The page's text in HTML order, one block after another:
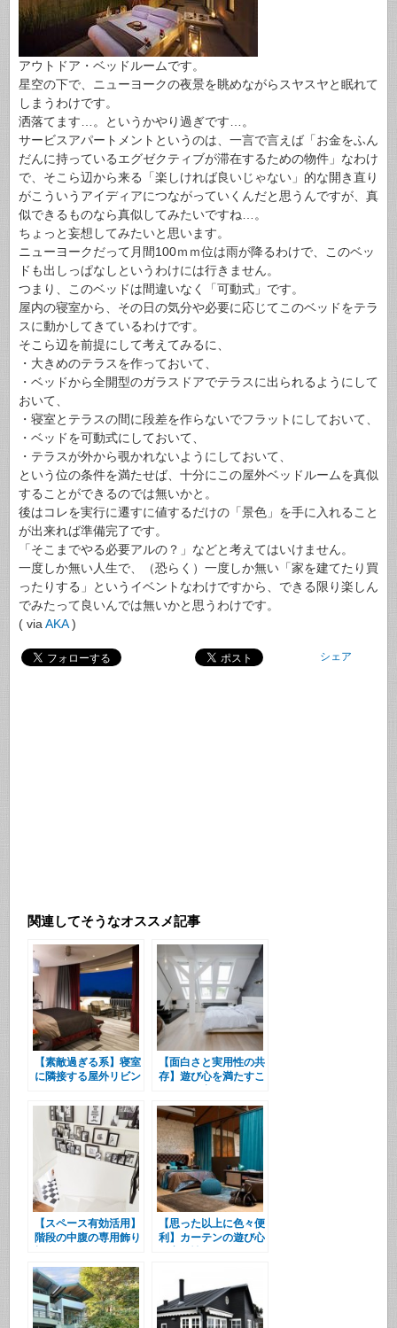
アウトドア・ベッドルームです。
星空の下で、ニューヨークの夜景を眺めながらスヤスヤと眠れて
しまうわけです。
洒落てます…。というかやり過ぎです…。
サービスアパートメントというのは、一言で言えば「お金をふん
だんに持っているエグゼクティブが滞在するための物件」なわけ
で、そこら辺から来る「楽しければ良いじゃない」的な開き直り
がこういうアイディアにつながっていくんだと思うんですが、真
似できるものなら真似してみたいですね…。
ちょっと妄想してみたいと思います。
ニューヨークだって月間100ｍｍ位は雨が降るわけで、このベッ
ドも出しっぱなしというわけには行きません。
つまり、このベッドは間違いなく「可動式」です。
屋内の寝室から、その日の気分や必要に応じてこのベッドをテラ
スに動かしてきているわけです。
そこら辺を前提にして考えてみるに、
・大きめのテラスを作っておいて、
・ベッドから全開型のガラスドアでテラスに出られるようにして
おいて、
・寝室とテラスの間に段差を作らないでフラットにしておいて、
・ベッドを可動式にしておいて、
・テラスが外から覗かれないようにしておいて、
という位の条件を満たせば、十分にこの屋外ベッドルームを真似
することができるのでは無いかと。
後はコレを実行に遷すに値するだけの「景色」を手に入れること
が出来れば準備完了です。
「そこまでやる必要アルの？」などと考えてはいけません。
一度しか無い人生で、（恐らく）一度しか無い「家を建てたり買
ったりする」というイベントなわけですから、できる限り楽しん
でみたって良いんでは無いかと思うわけです。
( via AKA)
シェア
関連してそうなオススメ記事
【素敵過ぎる系】寝室
に隣接する屋外リビン
【面白さと実用性の共
存】遊び心を満たすこ
【スペース有効活用】
階段の中腹の専用飾り
【思った以上に色々便
利】カーテンの遊び心